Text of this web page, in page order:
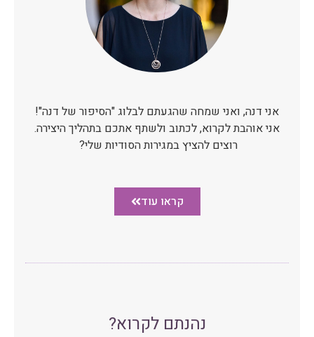
אני דנה, ואני שמחה שהגעתם לבלוג "הסיפור של דנה"!
אני אוהבת לקרוא, לכתוב ולשתף אתכם בתהליך היצירה.
רוצים להציץ במגירות הסודיות שלי?
קראו עוד
נהנתם לקרוא?